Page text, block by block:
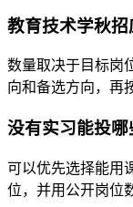
教育技术学秋招
数量取决于目标岗
向和备选方向，再
没有实习能投哪
可以优先选择能用
位，并用公开岗位